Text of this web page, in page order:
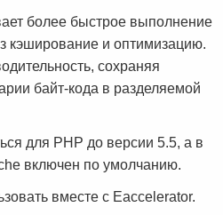
более быстрое выполнение
кэширование и оптимизацию.
сохраняя
байт-кода в разделяемой
для PHP до версии 5.5, а в
включен по умолчанию.
вместе с Eaccelerator.